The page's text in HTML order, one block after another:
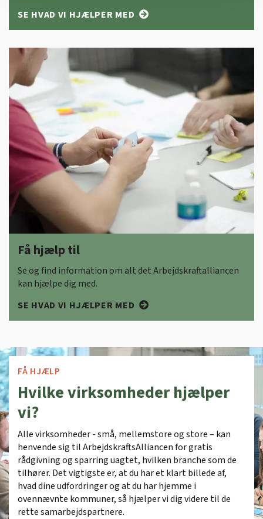
SE HVAD VI HJÆLPER MED
Få hjælp til
Se og find information om alt det Arbejdskraftalliancen
kan hjælpe dig med.
SE HVAD VI HJÆLPER MED
FÅ HJÆLP
Hvilke virksomheder hjælper
vi?
Alle virksomheder - små, mellemstore og store – kan
henvende sig til ArbejdskraftsAlliancen for gratis
rådgivning og sparring uagtet, hvilken branche som de
tilhører. Det vigtigste er, at du har et klart billede af,
hvad dine udfordringer og at du har hjemme i
ovennævnte kommuner, så hjælper vi dig videre til de
rette samarbejdspartnere.